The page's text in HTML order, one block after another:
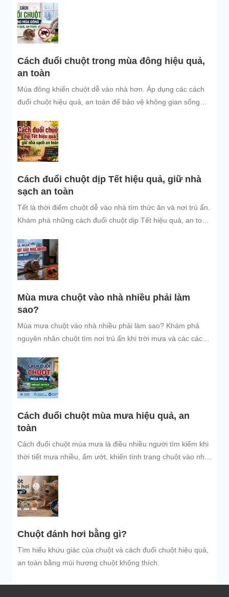
Cách đuổi chuột trong mùa đông hiệu quả,
an toàn
Mùa đông khiến chuột dễ vào nhà hơn. Áp dụng các cách
đuổi chuột hiệu quả, an toàn để bảo vệ không gian sống
Cách đuổi chuột dịp Tết hiệu quả, giữ nhà
sạch an toàn
Tết là thời điểm chuột dễ vào nhà tìm thức ăn và nơi trú ẩn.
Khám phá những cách đuổi chuột dịp Tết hiệu quả, an toàn
đình và đón năm mới an tâm.
Mùa mưa chuột vào nhà nhiều phải làm
sao?
Mùa mưa chuột vào nhà nhiều phải làm sao? Khám phá
nguyên nhân chuột tìm nơi trú ẩn khi trời mưa và các cách
bảo vệ không gian sống sạch sẽ.
Cách đuổi chuột mùa mưa hiệu quả, an
toàn
Cách đuổi chuột mùa mưa là điều nhiều người tìm kiếm khi
thời tiết mưa nhiều, ẩm ướt, khiến tình trạng chuột vào nhà
Chuột đánh hơi bằng gì?
Tìm hiểu khứu giác của chuột và cách đuổi chuột hiệu quả,
an toàn bằng mùi hương chuột không thích.